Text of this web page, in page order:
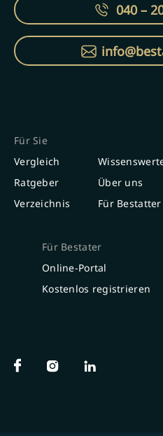
040 –
Für Sie
Vergleich
Ratgeber
Verzeichnis
Über uns
Für Bestatter
Für Bestater
Online-Portal
Kostenlos registrieren